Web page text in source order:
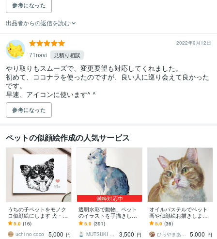
参考になった
出品者からの返信を読む
2022年9月12日
71navi 見積り相談
やり取りもスムーズで、変更要望も対応してくれました。
初めて、ココナラを使ったのですが、良い人に巡り会えて良かった
です。
早速、アイコンに使います^ ^
参考になった
ペットの似顔絵作成の人気サービス
うちの子ペットをモノク
ロ似顔絵にします 犬・猫
のお写真をシンプルでお
しゃれなモノクロイラス
トに
5.0 (16)
uchi no coco
5,000 円
満枠対応中
透明水彩で動物、ペット
のイラストを手描きしま
す 手描きの水彩画のイラ
スト原画を、ご自宅やプ
レゼント用に
5.0 (391)
MUTSUKI watercolor
3,500 円
オイルパステルでペット
画や似顔絵お描きします
色鉛筆とオイルパステル
で温かい色合を表現。プ
レゼントにぜひ
5.0 (36)
ひらやまあやこ
5,000 円